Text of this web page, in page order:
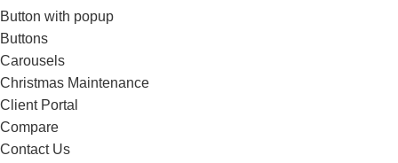
Button with popup
Buttons
Carousels
Christmas Maintenance
Client Portal
Compare
Contact Us